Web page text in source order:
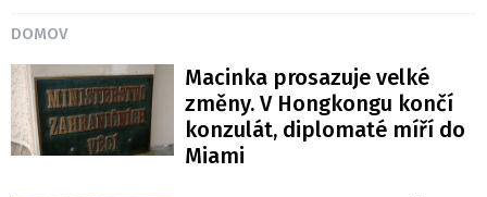
DOMOV
Macinka prosazuje velké
změny. V Hongkongu končí
konzulát, diplomaté míří do
Miami